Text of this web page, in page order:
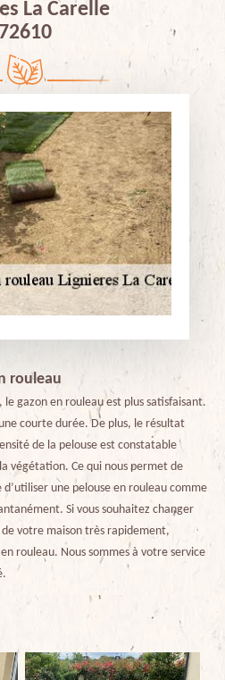
La Carelle
72610
rouleau
le gazon en rouleau est plus satisfaisant.
courte durée. De plus, le résultat
de la pelouse est constatable
végétation. Ce qui nous permet de
une pelouse en rouleau comme
Si vous souhaitez changer
votre maison très rapidement,
rouleau. Nous sommes à votre service